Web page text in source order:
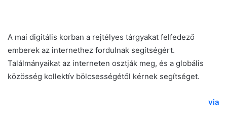
A mai digitális korban a rejtélyes tárgyakat felfedező
emberek az internethez fordulnak segítségért.
Találmányaikat az interneten osztják meg, és a globális
közösség kollektív bölcsességétől kérnek segítséget.
via